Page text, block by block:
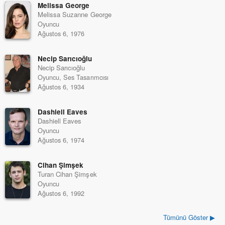
Melissa George
Melissa Suzanne George
Oyuncu
Ağustos 6, 1976
Necip Sarıcıoğlu
Necip Sarıcıoğlu
Oyuncu, Ses Tasarımcısı
Ağustos 6, 1934
Dashiell Eaves
Dashiell Eaves
Oyuncu
Ağustos 6, 1974
Cihan Şimşek
Turan Cihan Şimşek
Oyuncu
Ağustos 6, 1992
Tümünü Göster ▶